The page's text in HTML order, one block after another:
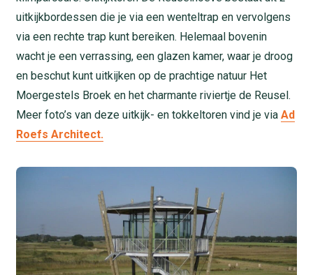
uitkijkbordessen die je via een wenteltrap en vervolgens
via een rechte trap kunt bereiken. Helemaal bovenin
wacht je een verrassing, een glazen kamer, waar je droog
en beschut kunt uitkijken op de prachtige natuur Het
Moergestels Broek en het charmante riviertje de Reusel.
Meer foto’s van deze uitkijk- en tokkeltoren vind je via Ad
Roefs Architect.